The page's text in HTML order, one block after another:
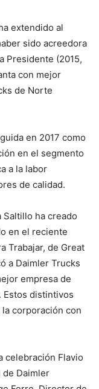
extendido al
sido acreedora
Presidente (2015,
con mejor
de Norte
en 2017 como
en el segmento
a la labor
de calidad.
ha creado
en el reciente
Trabajar, de Great
a Daimler Trucks
empresa de
Estos distintivos
corporación con
celebración Flavio
de Daimler